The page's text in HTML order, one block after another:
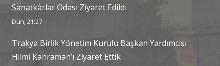
Sanatkârlar Odası Ziyaret Edildi
Dün, 21:27
Trakya Birlik Yönetim Kurulu Başkan Yardımcısı
Hilmi Kahraman’ı Ziyaret Ettik